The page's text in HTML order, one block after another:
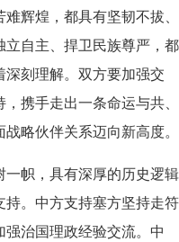
辉煌，都具有坚韧不拔、
自主、捍卫民族尊严，都
深刻理解。双方要加强交
携手走出一条命运与共、
略伙伴关系迈向新高度。
一帜，具有深厚的历史逻辑
。中方支持塞方坚持走符
治国理政经验交流。中